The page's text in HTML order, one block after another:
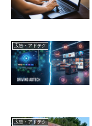
広告・アドテク
広告・アドテク